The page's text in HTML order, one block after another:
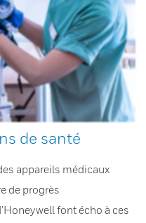
de santé
appareils médicaux
de progrès
font écho à ces